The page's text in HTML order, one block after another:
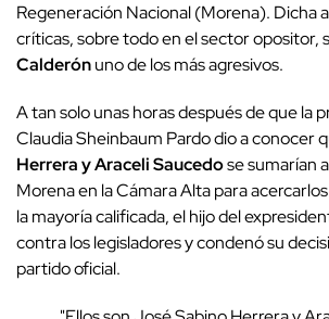
Regeneración Nacional (Morena). Dicha
críticas, sobre todo en el sector opositor,
Calderónuno de los más agresivos.
A tan solo unas horas después de que la
Claudia Sheinbaum Pardo dio a conocer
Herrera y Araceli Saucedose sumarían
Morena en la Cámara Alta para
la mayoría calificada, el hijo del
contra los legisladores y condenó su
partido oficial.